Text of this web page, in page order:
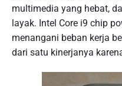
multimedia yang hebat,
layak. Intel Core i9 chip
menangani beban kerja
dari satu kinerjanya